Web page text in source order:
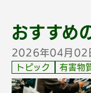
おすすめ
2026年04月02
トピック 有害物